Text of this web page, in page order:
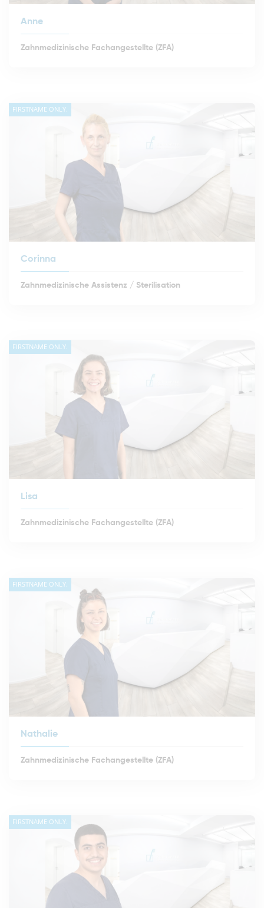
Anne
Zahnmedizinische Fachangestellte (ZFA)
FIRSTNAME ONLY.
Corinna
Zahnmedizinische Assistenz / Sterilisation
FIRSTNAME ONLY.
Lisa
Zahnmedizinische Fachangestellte (ZFA)
FIRSTNAME ONLY.
Nathalie
Zahnmedizinische Fachangestellte (ZFA)
FIRSTNAME ONLY.